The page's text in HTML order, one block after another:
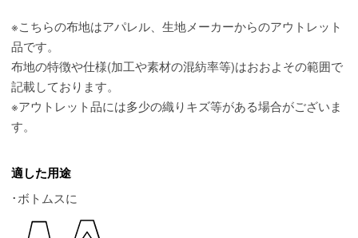
※こちらの布地はアパレル、生地メーカーからのアウトレット
品です。
布地の特徴や仕様(加工や素材の混紡率等)はおおよその範囲で
記載しております。
※アウトレット品には多少の織りキズ等がある場合がございま
す。
適した用途
･ボトムスに